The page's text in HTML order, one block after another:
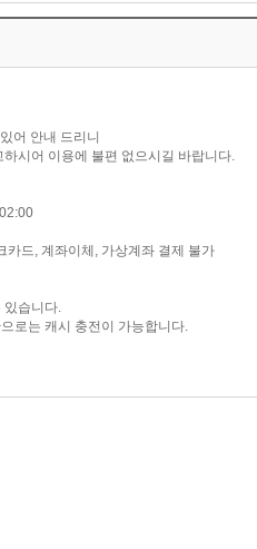
어 안내 드리니
시어 이용에 불편 없으시길 바랍니다.
카드, 계좌이체, 가상계좌 결제 불가
있습니다.
로는 캐시 충전이 가능합니다.